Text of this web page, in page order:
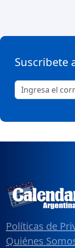
Suscribete
Políticas de
Quiénes